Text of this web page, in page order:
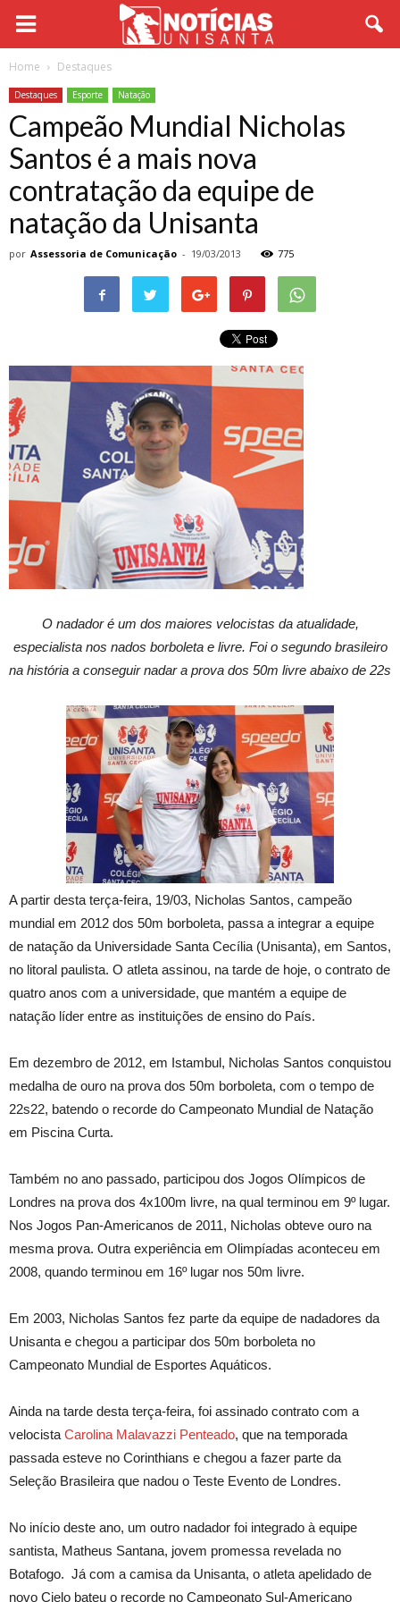
Home Destaques
Destaques Esporte Natação
Campeão Mundial Nicholas
Santos é a mais nova
contratação da equipe de
natação da Unisanta
por Assessoria de Comunicação - 19/03/2013 775
O nadador é um dos maiores velocistas da atualidade,
especialista nos nados borboleta e livre. Foi o segundo brasileiro
na história a conseguir nadar a prova dos 50m livre abaixo de 22s
A partir desta terça-feira, 19/03, Nicholas Santos, campeão
mundial em 2012 dos 50m borboleta, passa a integrar a equipe
de natação da Universidade Santa Cecília (Unisanta), em Santos,
no litoral paulista. O atleta assinou, na tarde de hoje, o contrato de
quatro anos com a universidade, que mantém a equipe de
natação líder entre as instituições de ensino do País.
Em dezembro de 2012, em Istambul, Nicholas Santos conquistou
medalha de ouro na prova dos 50m borboleta, com o tempo de
22s22, batendo o recorde do Campeonato Mundial de Natação
em Piscina Curta.
Também no ano passado, participou dos Jogos Olímpicos de
Londres na prova dos 4x100m livre, na qual terminou em 9º lugar.
Nos Jogos Pan-Americanos de 2011, Nicholas obteve ouro na
mesma prova. Outra experiência em Olimpíadas aconteceu em
2008, quando terminou em 16º lugar nos 50m livre.
Em 2003, Nicholas Santos fez parte da equipe de nadadores da
Unisanta e chegou a participar dos 50m borboleta no
Campeonato Mundial de Esportes Aquáticos.
Ainda na tarde desta terça-feira, foi assinado contrato com a
velocista Carolina Malavazzi Penteado, que na temporada
passada esteve no Corinthians e chegou a fazer parte da
Seleção Brasileira que nadou o Teste Evento de Londres.
No início deste ano, um outro nadador foi integrado à equipe
santista, Matheus Santana, jovem promessa revelada no
Botafogo. Já com a camisa da Unisanta, o atleta apelidado de
novo Cielo bateu o recorde no Campeonato Sul-Americano